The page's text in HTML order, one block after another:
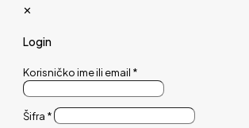
✕
Login
Korisničko ime ili email *
Šifra *